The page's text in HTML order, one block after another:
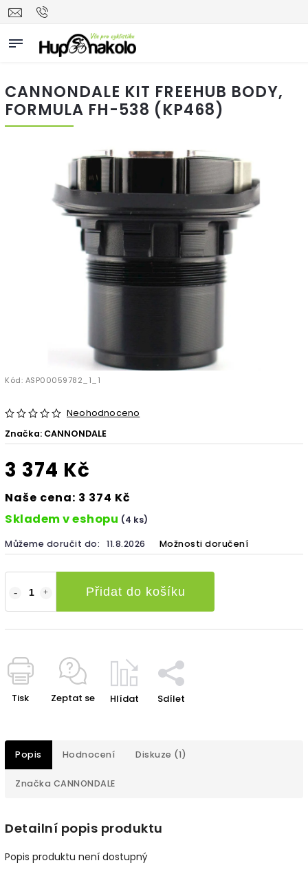
CANNONDALE KIT FREEHUB BODY,
FORMULA FH-538 (KP468)
Kód: ASP00059782_1_1
Neohodnoceno
Značka: CANNONDALE
3 374 Kč
Naše cena: 3 374 Kč
Skladem v eshopu (4 ks)
Můžeme doručit do: 11.8.2026 Možnosti doručení
Přidat do košíku
Tisk Zeptat se Hlídat Sdílet
Popis Hodnocení Diskuze (1)
Značka CANNONDALE
Detailní popis produktu
Popis produktu není dostupný